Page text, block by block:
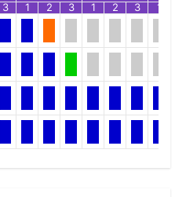
3 1 2 3 1 2 3 1